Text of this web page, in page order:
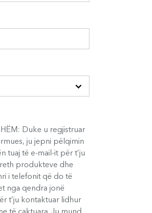
Duke u regjistruar
ju jepni pëlqimin
tuaj të e-mail-it për t’ju
produkteve dhe
i telefonit që do të
nga qendra jonë
t’ju kontaktuar lidhur
të caktuara. Ju mund